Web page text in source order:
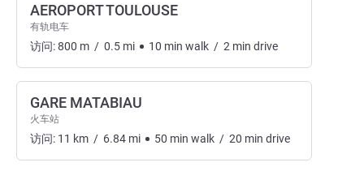
AEROPORT TOULOUSE
有轨电车
访问:800 m / 0.5 mi 10 min walk / 2 min drive
GARE MATABIAU
火车站
访问: 11 km / 6.84 mi 50 min walk / 20 min drive